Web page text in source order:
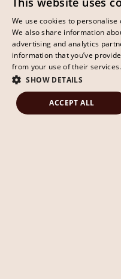
We use cookies to
We also share information
advertising and analytics
information that you’ve
from your use of their services.
SHOW DETAILS
ACCEPT ALL